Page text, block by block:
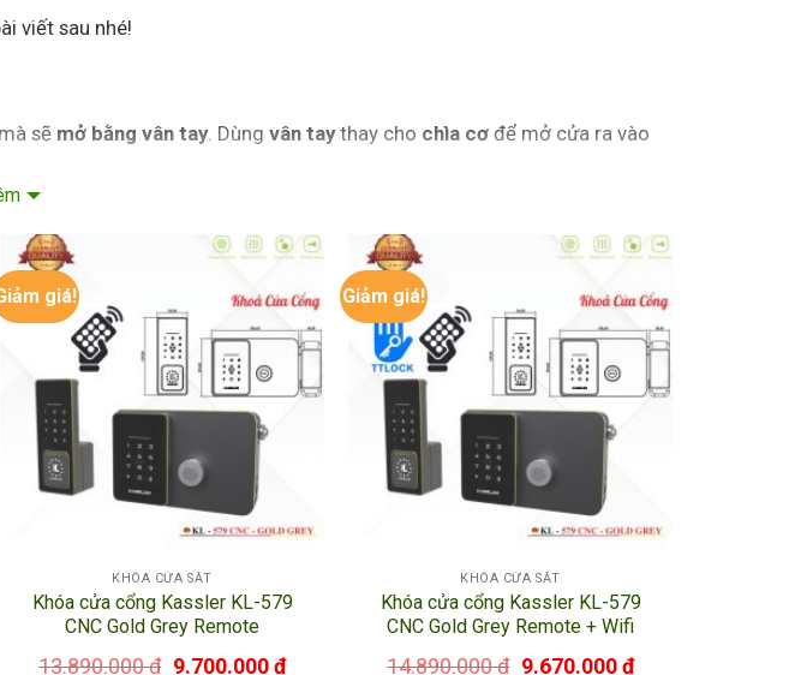
viết sau nhé!
sẽ mở bằng vân tay. Dùng vân taythay cho chìa cơ để mở cửa ra vào
cửa, ổ khóa, lẫy,…
mở được, và một thiết bị điện tử hiện đại có chức năng đọc và xác nhận
bị đọc và xác nhận dấu vân tay cũng như bộ phận xử lý.
nhà.
động khi có người xâm nhập, cậy phá giúp cho việc vận hành sử dụng
giá!
KHÓA CỬA SẮT
Khóa cửa cổng Kassler KL-579
CNC Gold Grey Remote
13.890.000₫ 9.700.000₫
Giảm giá!
KHÓA CỬA SẮT
Khóa cửa cổng Kassler KL-579
CNC Gold Grey Remote + Wifi
14.890.000₫ 9.670.000₫